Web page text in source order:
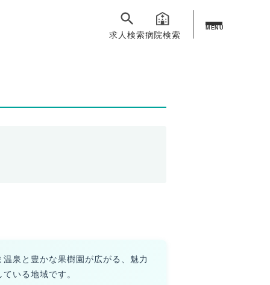
求人検索病院検索
MENU
泉と豊かな果樹園が広がる、魅力
いる地域です。